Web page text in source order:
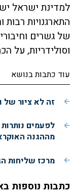
למדינת ישראל
התארגנויות
של גשרים
וסולידריות, על
עוד כתבות בנושא
זה לא ציור של
לפעמים
מההגנה
מרכז שליחות
כתבות נוספות